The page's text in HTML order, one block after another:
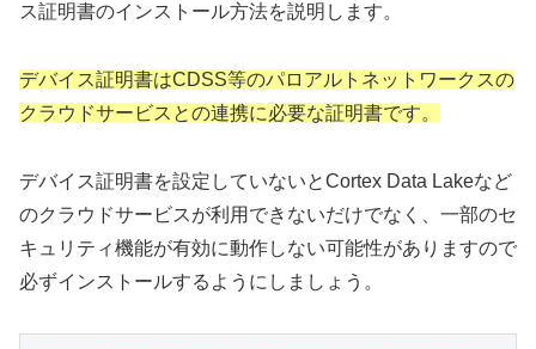
ス証明書のインストール方法を説明します。
デバイス証明書はCDSS等のパロアルトネットワークスの
クラウドサービスとの連携に必要な証明書です。
デバイス証明書を設定していないとCortex Data Lakeなど
のクラウドサービスが利用できないだけでなく、一部のセ
キュリティ機能が有効に動作しない可能性がありますので
必ずインストールするようにしましょう。